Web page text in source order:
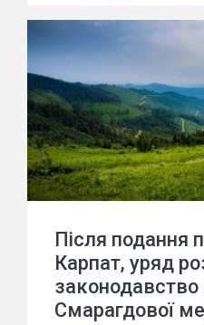
Після подання
Карпат, уряд
законодавство
Смарагдової